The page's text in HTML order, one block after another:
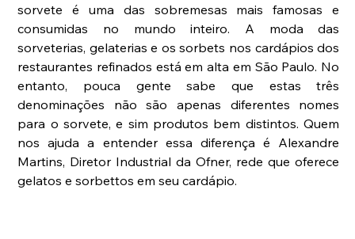
sorvete é uma das sobremesas mais famosas e
consumidas no mundo inteiro. A moda das
sorveterias, gelaterias e os sorbets nos cardápios dos
restaurantes refinados está em alta em São Paulo. No
entanto, pouca gente sabe que estas três
denominações não são apenas diferentes nomes
para o sorvete, e sim produtos bem distintos. Quem
nos ajuda a entender essa diferença é Alexandre
Martins, Diretor Industrial da Ofner, rede que oferece
gelatos e sorbettos em seu cardápio.